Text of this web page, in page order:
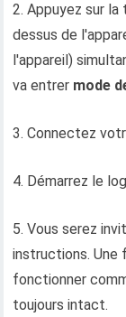
2. Appuyez sur
dessus de
l'appareil)
va entrer mode
3. Connectez
4. Démarrez le
5. Vous serez
instructions. Une
fonctionner
toujours intact.